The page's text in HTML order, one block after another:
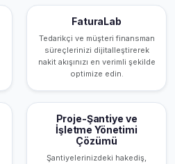
FaturaLab
Tedarikçi ve müşteri finansman
süreçlerinizi dijitalleştirerek
nakit akışınızı en verimli şekilde
optimize edin.
Proje-Şantiye ve
İşletme Yönetimi
Çözümü
Şantiyelerinizdeki hakediş,